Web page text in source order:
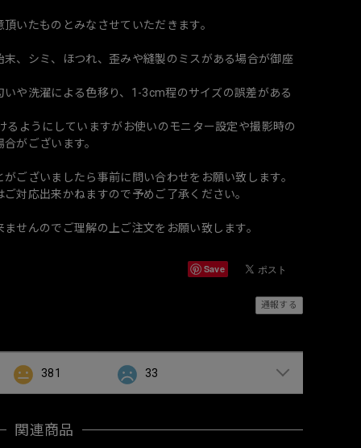
いたものとみなさせていただきます。
、シミ、ほつれ、歪みや縫製のミスがある場合が御座
や洗濯による色移り、1-3cm程のサイズの誤差がある
ようにしていますがお使いのモニター設定や撮影時の
がございます。
ございましたら事前に問い合わせをお願い致します。
対応出来かねますので予めご了承ください。
せんのでご理解の上ご注文をお願い致します。
Save
通報する
381 33
関連商品